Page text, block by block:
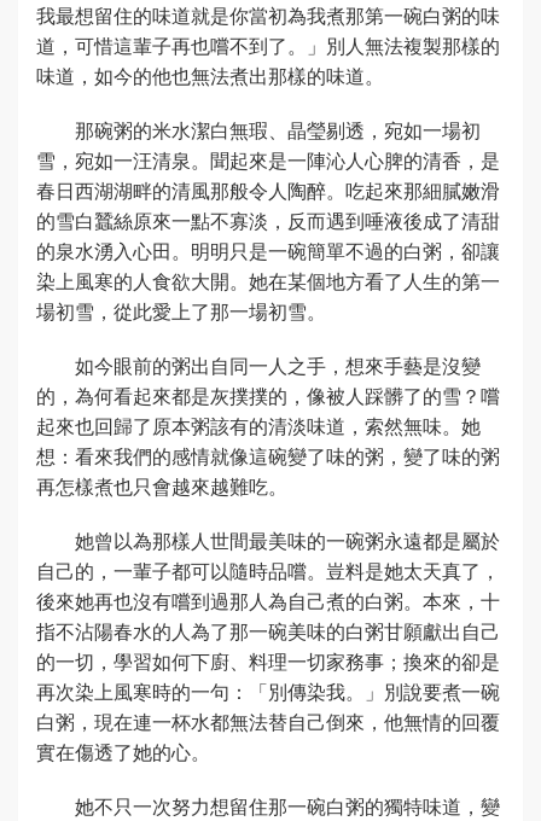
我最想留住的味道就是你當初為我煮那第一碗白粥的味
道，可惜這輩子再也嚐不到了。」別人無法複製那樣的
味道，如今的他也無法煮出那樣的味道。
那碗粥的米水潔白無瑕、晶瑩剔透，宛如一場初
雪，宛如一汪清泉。聞起來是一陣沁人心脾的清香，是
春日西湖湖畔的清風那般令人陶醉。吃起來那細膩嫩滑
的雪白蠶絲原來一點不寡淡，反而遇到唾液後成了清甜
的泉水湧入心田。明明只是一碗簡單不過的白粥，卻讓
染上風寒的人食欲大開。她在某個地方看了人生的第一
場初雪，從此愛上了那一場初雪。
如今眼前的粥出自同一人之手，想來手藝是沒變
的，為何看起來都是灰撲撲的，像被人踩髒了的雪？嚐
起來也回歸了原本粥該有的清淡味道，索然無味。她
想：看來我們的感情就像這碗變了味的粥，變了味的粥
再怎樣煮也只會越來越難吃。
她曾以為那樣人世間最美味的一碗粥永遠都是屬於
自己的，一輩子都可以隨時品嚐。豈料是她太天真了，
後來她再也沒有嚐到過那人為自己煮的白粥。本來，十
指不沾陽春水的人為了那一碗美味的白粥甘願獻出自己
的一切，學習如何下廚、料理一切家務事；換來的卻是
再次染上風寒時的一句：「別傳染我。」別說要煮一碗
白粥，現在連一杯水都無法替自己倒來，他無情的回覆
實在傷透了她的心。
她不只一次努力想留住那一碗白粥的獨特味道，變